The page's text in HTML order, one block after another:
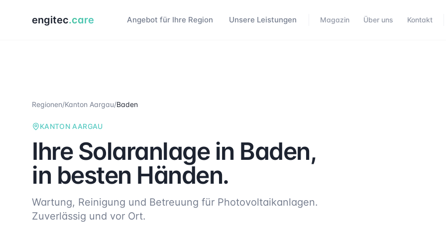
engitec.care Angebot für Ihre Region Unsere Leistungen Magazin Über uns Kontakt
Regionen/Kanton Aargau/Baden
KANTON AARGAU
Ihre Solaranlage in Baden,
in besten Händen.
Wartung, Reinigung und Betreuung für Photovoltaikanlagen.
Zuverlässig und vor Ort.